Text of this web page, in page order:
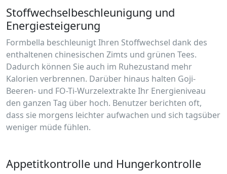
Stoffwechselbeschleunigung und
Energiesteigerung
Formbella beschleunigt Ihren Stoffwechsel dank des
enthaltenen chinesischen Zimts und grünen Tees.
Dadurch können Sie auch im Ruhezustand mehr
Kalorien verbrennen. Darüber hinaus halten Goji-
Beeren- und FO-Ti-Wurzelextrakte Ihr Energieniveau
den ganzen Tag über hoch. Benutzer berichten oft,
dass sie morgens leichter aufwachen und sich tagsüber
weniger müde fühlen.
Appetitkontrolle und Hungerkontrolle